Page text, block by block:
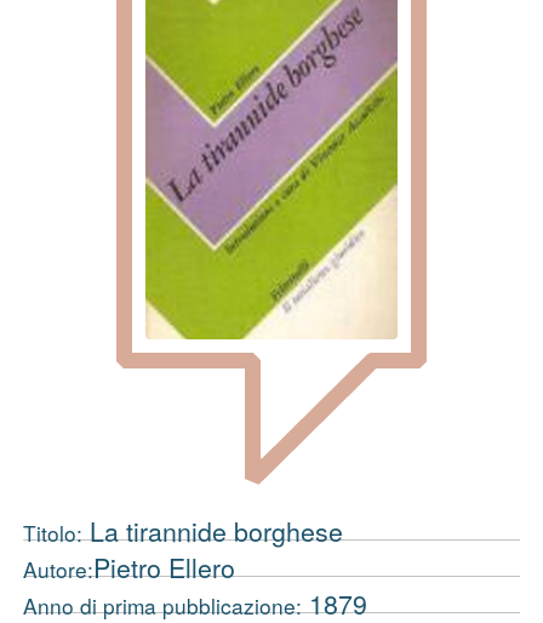
Titolo:La tirannide borghese
Autore:Pietro Ellero
Anno di prima pubblicazione:1879